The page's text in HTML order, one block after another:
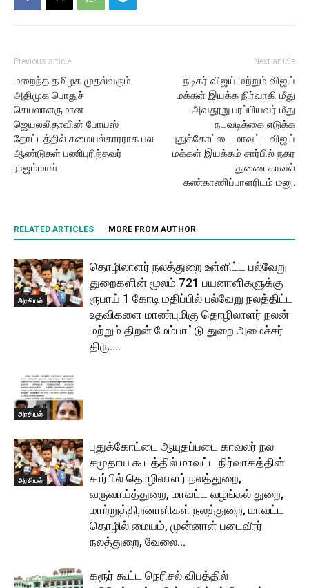
Previous article
மறைந்த தமிழக முதல்வரும்
அதிமுக பொதுச்
செயலாளருமான
ஜெயலலிதாவின் போயஸ்
தோட்டத்தில் சமையல்காரராக பல
ஆண்டுகள் பணிபுரிந்தவர்
ராஜம்மாள்.
Next article
நடிகர் விஜய் மற்றும் விஜய்
மக்கள் இயக்க நிர்வாகி மீது
அவதூறு பரப்பியவர் மீது
நடவடிக்கை எடுக்க
புதுக்கோட்டை மாவட்ட விஜய்
மக்கள் இயக்கம் சார்பில் நகர
துணை காவல்
கண்காணிப்பாளரிடம் மனு.
RELATED ARTICLES MORE FROM AUTHOR
அரசியல்
தொழிலாளர் நலத்துறை உள்ளிட்ட பல்வேறு
துறைகளின் மூலம் 721 பயனாளிகளுக்கு
ரூபாய் 1 கோடி மதிப்பில் பல்வேறு நலத்திட்ட
உதவிகளை மாண்புமிகு தொழிலாளர் நலன்
மற்றும் திறன் மேம்பாட்டு துறை அமைச்சர்
திரு....
அரசியல்
அரசியல்
புதுக்கோட்டை ஆயுதப்படை காவலர் நல
சமுதாய கூடத்தில் மாவட்ட நிர்வாகத்தின்
சார்பில் தொழிலாளர் நலத்துறை,
வருவாய்த்துறை, மாவட்ட வழங்கல் துறை,
மாற்றுத்திறனாளிகள் நலத்துறை, மாவட்ட
தொழில் மையம், முன்னாள் படைவீரர்
நலத்துறை, வேலை...
கரூர் கூட்ட நெரிசல் விபத்தில்